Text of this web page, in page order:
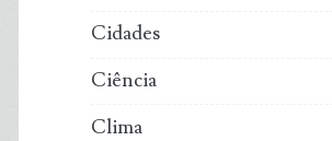
Cidades
Ciência
Clima